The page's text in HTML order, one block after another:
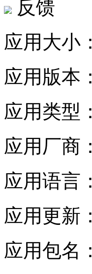
反馈
应用大小：
应用版本：
应用类型：
应用厂商：
应用语言：
应用更新：
应用包名：